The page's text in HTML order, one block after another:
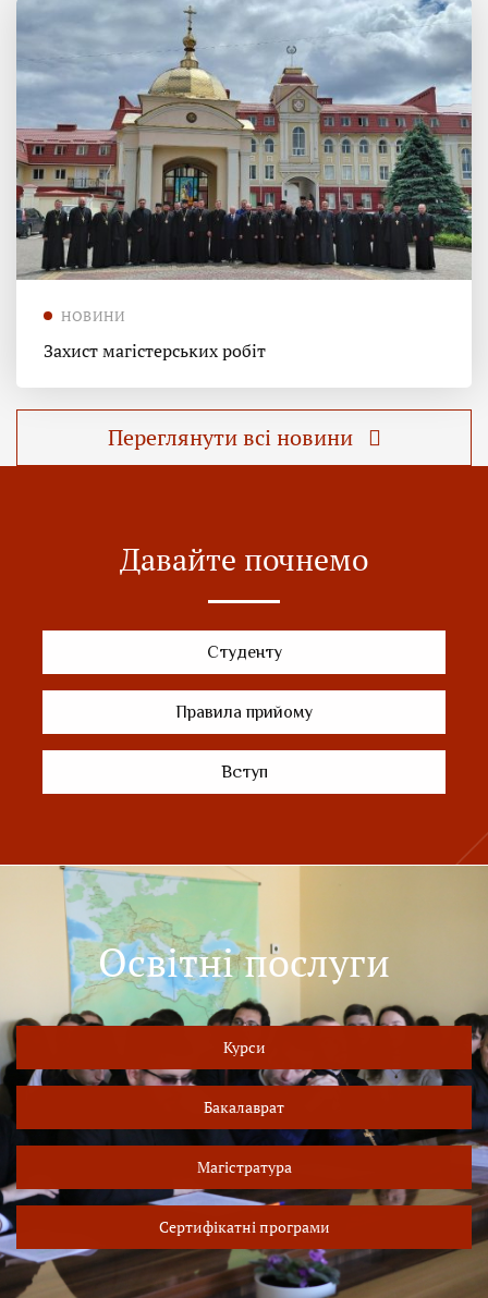
НОВИНИ
Захист магістерських робіт
Переглянути всі новини
Давайте почнемо
Студенту
Правила прийому
Вступ
Освітні послуги
Курси
Бакалаврат
Магістратура
Сертифікатні програми